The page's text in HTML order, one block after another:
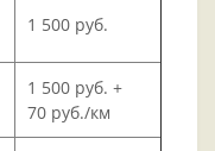
1 500 руб.
1 500 руб. +
70 руб./км